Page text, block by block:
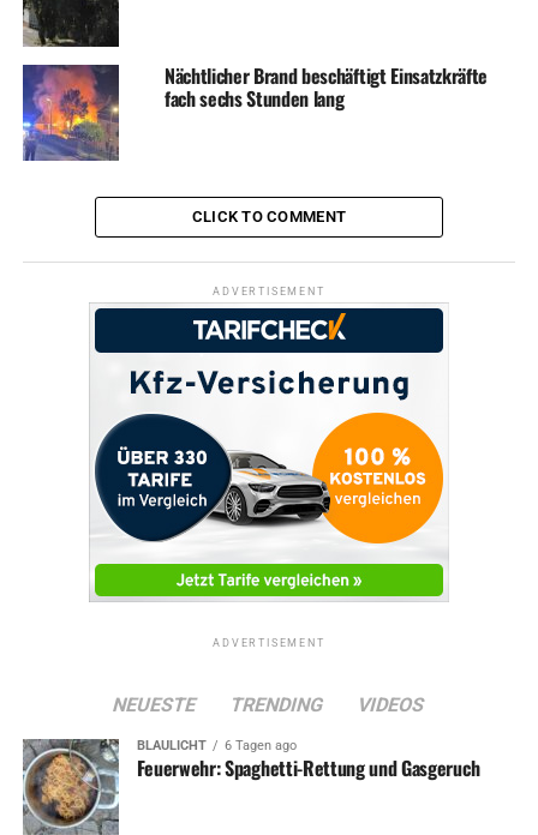
Nächtlicher Brand beschäftigt Einsatzkräfte
fach sechs Stunden lang
CLICK TO COMMENT
ADVERTISEMENT
ADVERTISEMENT
NEUESTE TRENDING VIDEOS
BLAULICHT 6 Tagen ago
Feuerwehr: Spaghetti-Rettung und Gasgeruch